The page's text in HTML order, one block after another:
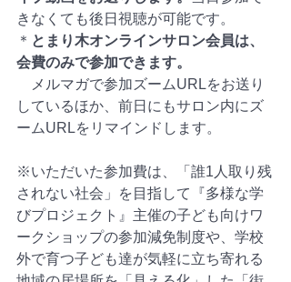
きなくても後日視聴が可能です。
＊ とまり木オンラインサロン会員は、
会費のみで参加できます。
メルマガで参加ズームURLをお送り
しているほか、前日にもサロン内にズ
ームURLをリマインドします。
※いただいた参加費は、「誰1人取り残
されない社会」を目指して『多様な学
びプロジェクト』主催の子ども向けワ
ークショップの参加減免制度や、学校
外で育つ子ども達が気軽に立ち寄れる